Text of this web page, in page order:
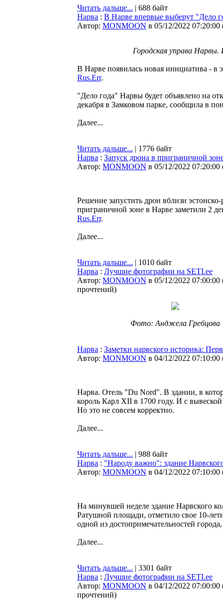
Читать дальше... | 688 байт
Нарва : В Нарве впервые выберут "Дело
Автор: MONMOON в 05/12/2022 07:20:00
Городская управа
В Нарве появилась новая инициатива - в
Rus.Err.
"Дело года" Нарвы будет объявлено на
декабря в Замковом парке, сообщила в
Далее...
Читать дальше... | 1776 байт
Нарва : Запуск дрона в приграничной
Автор: MONMOON в 05/12/2022 07:20:00
Решение запустить дрон вблизи
приграничной зоне в Нарве заметили 2
Rus.Err.
Далее...
Читать дальше... | 1010 байт
Нарва : Лучшие фотографии на SETI.ee
Автор: MONMOON в 05/12/2022 07:00:00
прочтений)
Фото: Анджела Гребцова
Нарва : Заметки нарвского историка:
Автор: MONMOON в 04/12/2022 07:10:00
Нарва. Отель "Du Nord". В здании, в
король Карл XII в 1700 году. И с
Но это не совсем корректно.
Далее...
Читать дальше... | 988 байт
Нарва : "Народу важно": здание
Автор: MONMOON в 04/12/2022 07:10:00
На минувшей неделе здание Нарвского
Ратушной площади, отметило свое 10-
одной из достопримечательностей
Далее...
Читать дальше... | 3301 байт
Нарва : Лучшие фотографии на SETI.ee
Автор: MONMOON в 04/12/2022 07:00:00
прочтений)